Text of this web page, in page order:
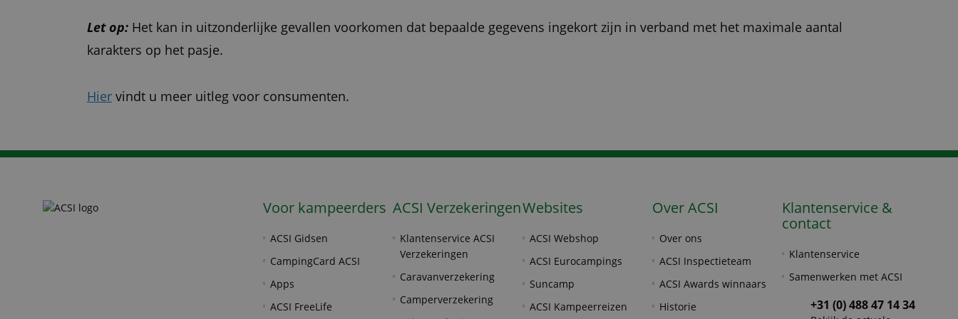
Let op: Het kan in uitzonderlijke gevallen voorkomen dat bepaalde gegevens ingekort zijn in verband met het maximale aantal
karakters op het pasje.
Hier vindt u meer uitleg voor consumenten.
Voor kampeerders
ACSI Gidsen
CampingCard ACSI
Apps
ACSI FreeLife
ACSI Verzekeringen
Klantenservice ACSI
Verzekeringen
Caravanverzekering
Camperverzekering
Websites
ACSI Webshop
ACSI Eurocampings
Suncamp
ACSI Kampeerreizen
Over ACSI
Over ons
ACSI Inspectieteam
ACSI Awards winnaars
Historie
Klantenservice &
contact
Klantenservice
Samenwerken met ACSI
+31 (0) 488 47 14 34